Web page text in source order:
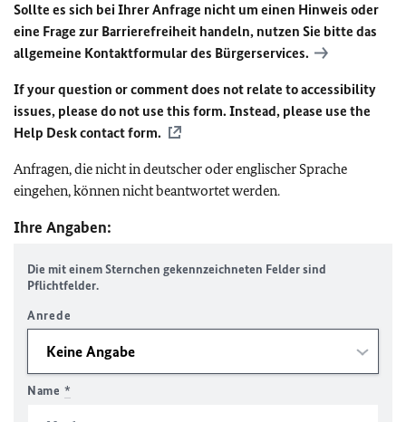
Sollte es sich bei Ihrer Anfrage nicht um einen Hinweis oder
eine Frage zur Barrierefreiheit handeln, nutzen Sie bitte das
allgemeine Kontaktformular des Bürgerservices.
If your question or comment does not relate to accessibility
issues, please do not use this form. Instead, please use the
Help Desk contact form.
Anfragen, die nicht in deutscher oder englischer Sprache
eingehen, können nicht beantwortet werden.
Ihre Angaben:
Die mit einem Sternchen gekennzeichneten Felder sind
Pflichtfelder.
Anrede
Name *